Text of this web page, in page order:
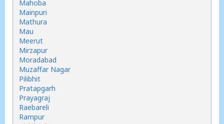
Mahoba
Mainpuri
Mathura
Mau
Meerut
Mirzapur
Moradabad
Muzaffar Nagar
Pilibhit
Pratapgarh
Prayagraj
Raebareli
Rampur